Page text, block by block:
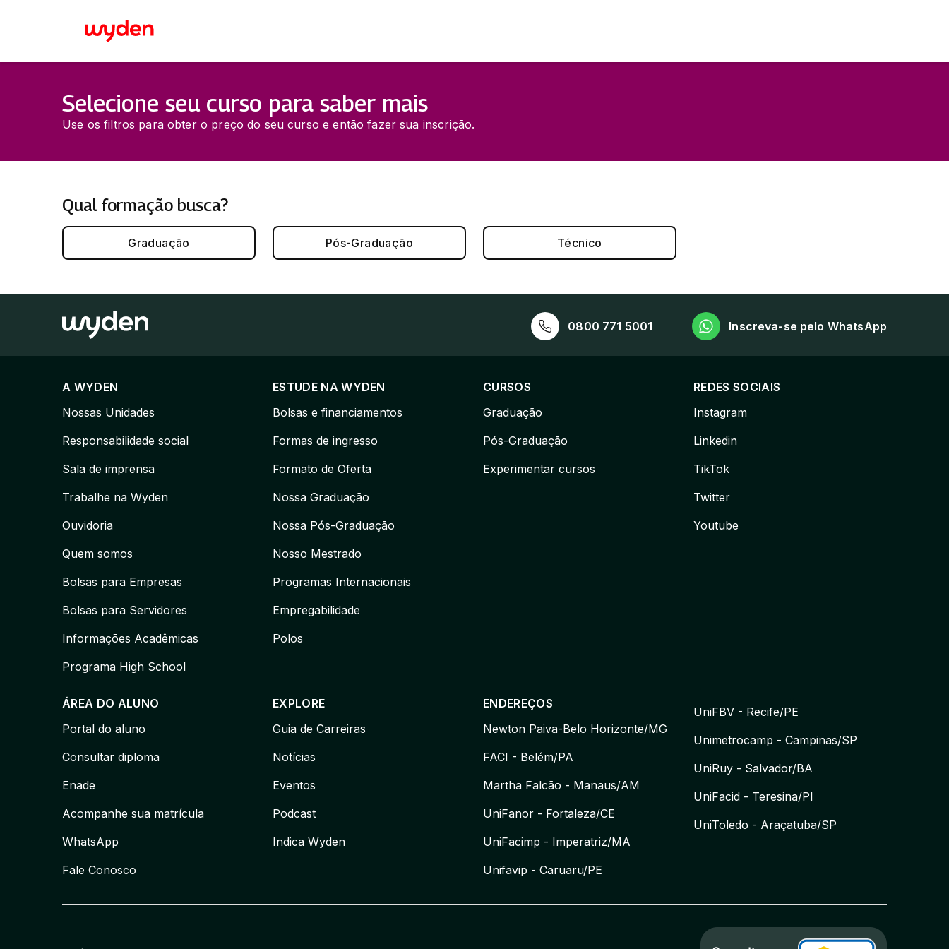
Selecione seu curso para saber mais
Use os filtros para obter o preço do seu curso e então fazer sua inscrição.
Qual formação busca?
Graduação Pós-Graduação Técnico
0800 771 5001 Inscreva-se pelo WhatsApp
A WYDEN
Nossas Unidades
Responsabilidade social
Sala de imprensa
Trabalhe na Wyden
Ouvidoria
Quem somos
Bolsas para Empresas
Bolsas para Servidores
Informações Acadêmicas
Programa High School
ESTUDE NA WYDEN
Bolsas e financiamentos
Formas de ingresso
Formato de Oferta
Nossa Graduação
Nossa Pós-Graduação
Nosso Mestrado
Programas Internacionais
Empregabilidade
Polos
CURSOS
Graduação
Pós-Graduação
Experimentar cursos
REDES SOCIAIS
Instagram
Linkedin
TikTok
Twitter
Youtube
ÁREA DO ALUNO
Portal do aluno
Consultar diploma
Enade
Acompanhe sua matrícula
WhatsApp
Fale Conosco
EXPLORE
Guia de Carreiras
Notícias
Eventos
Podcast
Indica Wyden
ENDEREÇOS
Newton Paiva-Belo Horizonte/MG
FACI - Belém/PA
Martha Falcão - Manaus/AM
UniFanor - Fortaleza/CE
UniFacimp - Imperatriz/MA
Unifavip - Caruaru/PE
UniFBV - Recife/PE
Unimetrocamp - Campinas/SP
UniRuy - Salvador/BA
UniFacid - Teresina/PI
UniToledo - Araçatuba/SP